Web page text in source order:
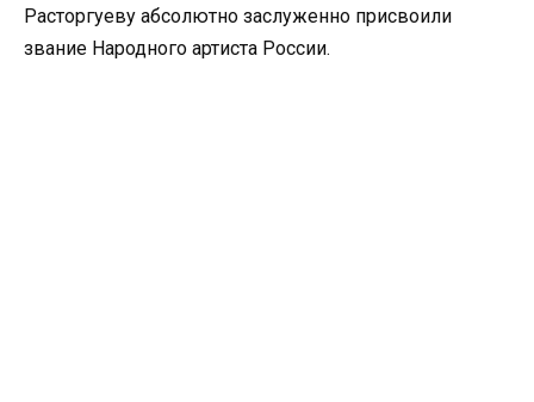
Расторгуеву абсолютно заслуженно присвоили
звание Народного артиста России.